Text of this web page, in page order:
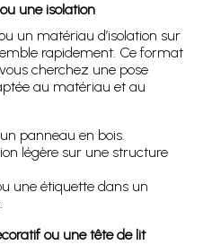
une isolation
un matériau d’isolation sur
rapidement. Ce format
cherchez une pose
au matériau et au
panneau en bois.
légère sur une structure
une étiquette dans un
ou une tête de lit